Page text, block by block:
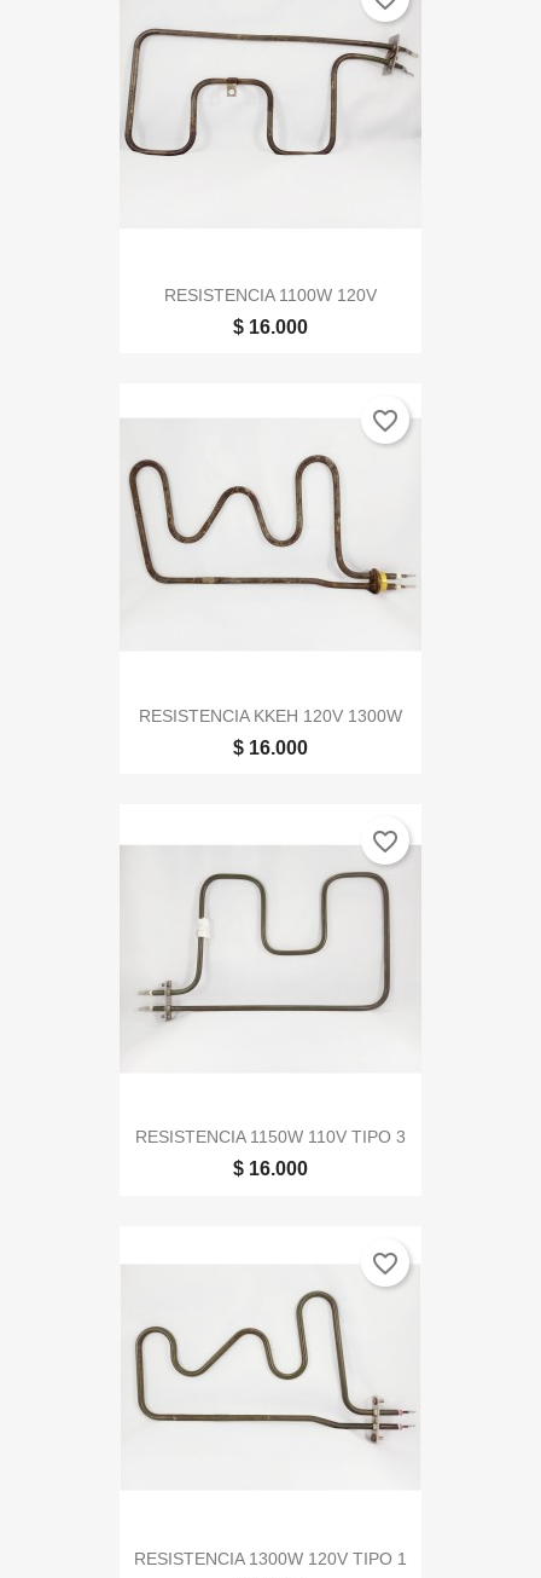
RESISTENCIA 1100W 120V
$ 16.000
RESISTENCIA KKEH 120V 1300W
$ 16.000
favorite_border
RESISTENCIA 1150W 110V TIPO 3
$ 16.000
favorite_border
RESISTENCIA 1300W 120V TIPO 1
favorite_border